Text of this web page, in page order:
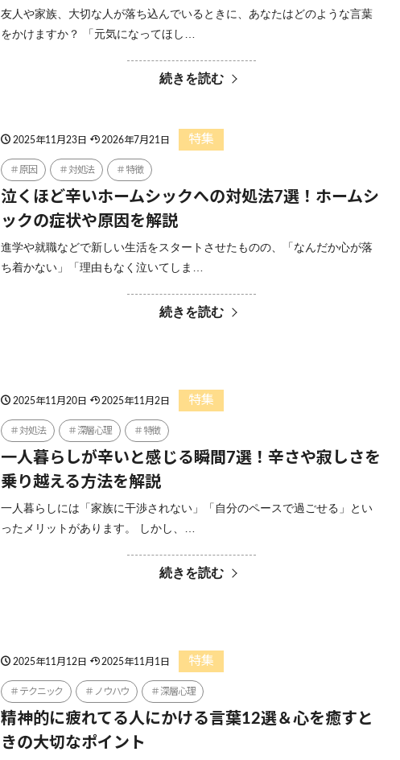
友人や家族、大切な人が落ち込んでいるときに、あなたはどのような言葉
をかけますか？ 「元気になってほし…
続きを読む
2025年11月23日 2026年7月21日 特集
原因 対処法 特徴
泣くほど辛いホームシックへの対処法7選！ホームシ
ックの症状や原因を解説
進学や就職などで新しい生活をスタートさせたものの、「なんだか心が落
ち着かない」「理由もなく泣いてしま…
続きを読む
2025年11月20日 2025年11月2日 特集
対処法 深層心理 特徴
一人暮らしが辛いと感じる瞬間7選！辛さや寂しさを
乗り越える方法を解説
一人暮らしには「家族に干渉されない」「自分のペースで過ごせる」とい
ったメリットがあります。 しかし、…
続きを読む
2025年11月12日 2025年11月1日 特集
テクニック ノウハウ 深層心理
精神的に疲れてる人にかける言葉12選＆心を癒すと
きの大切なポイント